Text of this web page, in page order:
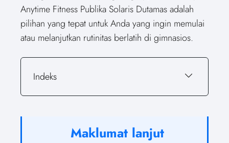
Anytime Fitness Publika Solaris Dutamas adalah
pilihan yang tepat untuk Anda yang ingin memulai
atau melanjutkan rutinitas berlatih di gimnasios.
Indeks
Maklumat lanjut